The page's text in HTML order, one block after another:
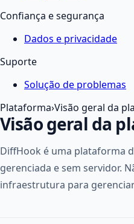
Confiança e segurança
Dados e privacidade
Suporte
Solução de problemas
Plataforma›Visão geral da
Visão geral da
DiffHook é uma plataforma
gerenciada e sem servidor.
infraestrutura para